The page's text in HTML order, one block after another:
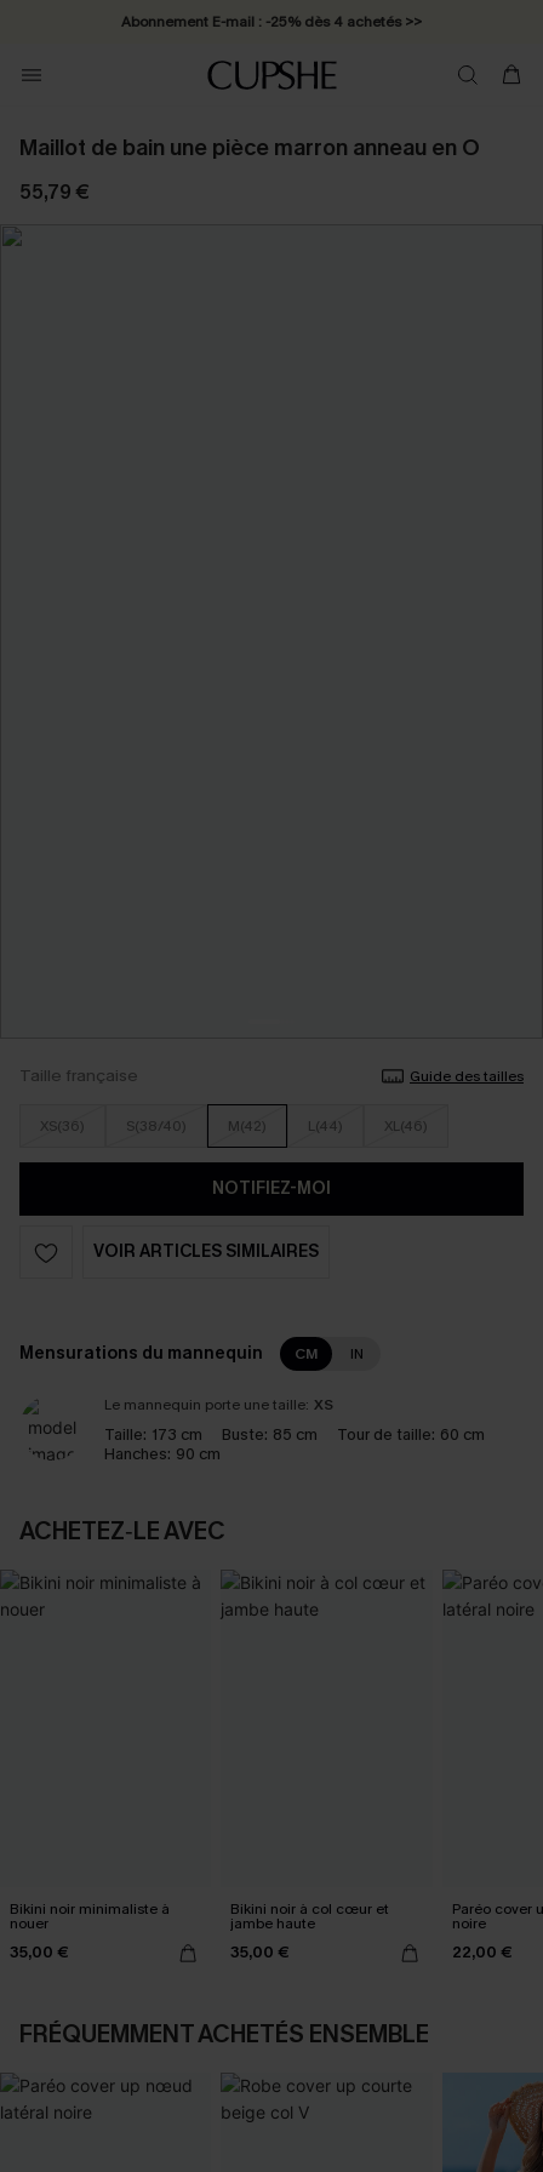
Abonnement E-mail : -25% dès 4 achetés >>
Maillot de bain une pièce marron anneau en O
55,79 €
Taille française Guide des tailles
XS(36) S(38/40) M(42) L(44) XL(46)
NOTIFIEZ-MOI
VOIR ARTICLES SIMILAIRES
Mensurations du mannequin CM IN
Le mannequin porte une taille: XS
Taille: 173 cm Buste: 85 cm Tour de taille: 60 cm
Hanches: 90 cm
ACHETEZ‑LE AVEC
Bikini noir minimaliste à
nouer
35,00 €
Bikini noir à col cœur et
jambe haute
35,00 €
Paréo cover
noire
22,00 €
FRÉQUEMMENT ACHETÉS ENSEMBLE